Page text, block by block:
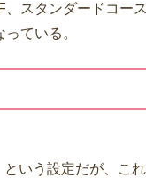
、スタンダードコー
ている。
という設定だが、こ